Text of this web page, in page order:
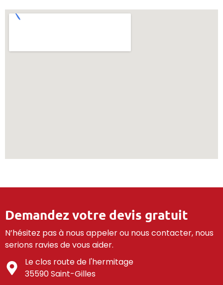
Demandez votre devis gratuit
N’hésitez pas à nous appeler ou nous contacter, nous
serions ravies de vous aider.
Le clos route de l'hermitage
35590 Saint-Gilles